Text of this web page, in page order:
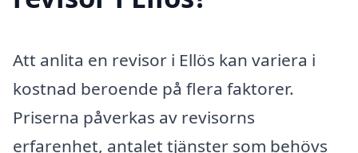
Att anlita en revisor i Ellös kan variera i
kostnad beroende på flera faktorer.
Priserna påverkas av revisorns
erfarenhet, antalet tjänster som behövs